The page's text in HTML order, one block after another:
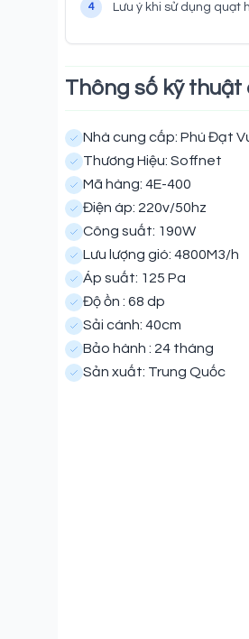
4 Lưu ý khi sử dụng quạt
Thông số kỹ thuật
Nhà cung cấp: Phú Đạt
Thương Hiệu: Soffnet
Mã hàng: 4E-400
Điện áp: 220v/50hz
Công suất: 190W
Lưu lượng gió: 4800M3/h
Áp suất: 125 Pa
Độ ồn : 68 dp
Sải cánh: 40cm
Bảo hành : 24 tháng
Sản xuất: Trung Quốc